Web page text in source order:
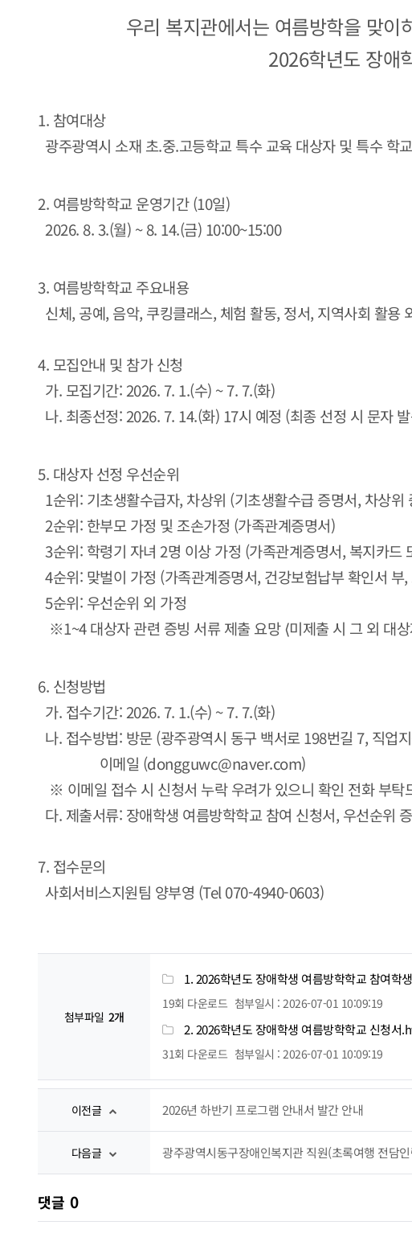
우리 복지관에서는 여름방학을 맞
2026학년도 장애
1. 참여대상
광주광역시 소재 초.중.고등학교 특수 교육 대상자 및 특수 학
2. 여름방학학교 운영기간 (10일)
2026. 8. 3.(월) ~ 8. 14.(금) 10:00~15:00
3. 여름방학학교 주요내용
신체, 공예, 음악, 쿠킹클래스, 체험 활동, 정서, 지역사회 활용
4. 모집안내 및 참가 신청
가. 모집기간: 2026. 7. 1.(수) ~ 7. 7.(화)
나. 최종선정: 2026. 7. 14.(화) 17시 예정 (최종 선정 시 문자
5. 대상자 선정 우선순위
1순위: 기초생활수급자, 차상위 (기초생활수급 증명서, 차상위
2순위: 한부모 가정 및 조손가정 (가족관계증명서)
3순위: 학령기 자녀 2명 이상 가정 (가족관계증명서, 복지카드
4순위: 맞벌이 가정 (가족관계증명서, 건강보험납부 확인서 부
5순위: 우선순위 외 가정
※1~4 대상자 관련 증빙 서류 제출 요망 ⟨미제출 시 그 외 대
6. 신청방법
가. 접수기간: 2026. 7. 1.(수) ~ 7. 7.(화)
나. 접수방법: 방문 (광주광역시 동구 백서로 198번길 7, 직업
이메일 (dongguwc@naver.com)
※ 이메일 접수 시 신청서 누락 우려가 있으니 확인 전화 부탁
다. 제출서류: 장애학생 여름방학학교 참여 신청서, 우선순위
7. 접수문의
사회서비스지원팀 양부영 (Tel 070-4940-0603)
첨부파일 2개
1. 2026학년도 장애학생 여름방학학교 참여학
19회 다운로드 첨부일시 : 2026-07-01 10:09:19
2. 2026학년도 장애학생 여름방학학교 신청서
31회 다운로드 첨부일시 : 2026-07-01 10:09:19
이전글 2026년 하반기 프로그램 안내서 발간 안내
다음글 광주광역시동구장애인복지관 직원(초록여행 전담
댓글 0